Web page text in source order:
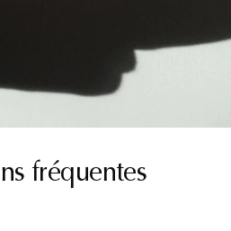
fréquentes